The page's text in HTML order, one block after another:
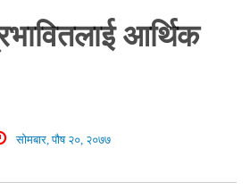
आर्थिक
सोमबार, पौष २०, २०७७